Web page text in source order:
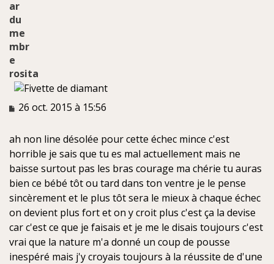
rosita
M
s
a
g
e
n
o
n
l
u
26 oct. 2015 à 15:56
ah non line désolée pour cette échec mince c'est
horrible je sais que tu es mal actuellement mais ne
baisse surtout pas les bras courage ma chérie tu auras
bien ce bébé tôt ou tard dans ton ventre je le pense
sincèrement et le plus tôt sera le mieux à chaque échec
on devient plus fort et on y croit plus c'est ça la devise
car c'est ce que je faisais et je me le disais toujours c'est
vrai que la nature m'a donné un coup de pousse
inespéré mais j'y croyais toujours à la réussite de d'une